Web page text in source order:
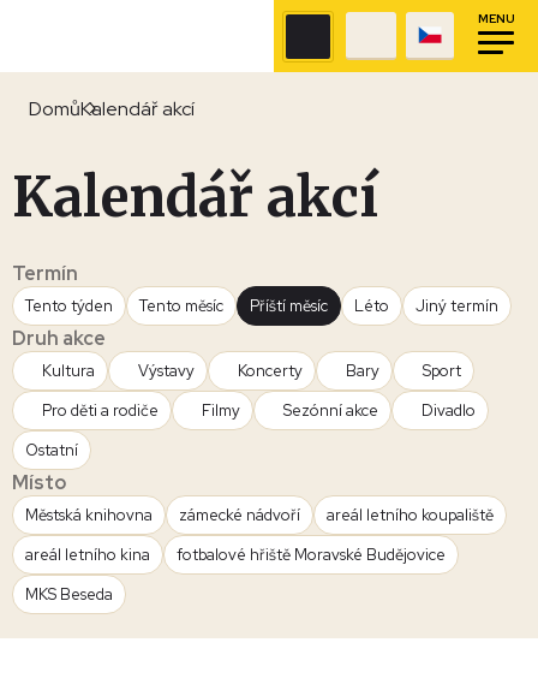
MENU
DomůKalendář akcí
Kalendář akcí
Termín
Tento týden Tento měsíc Příští měsíc Léto Jiný termín
Druh akce
Kultura Výstavy Koncerty Bary
Sport
Pro děti a rodiče
Filmy Sezónní akce
Divadlo
Ostatní
Místo
Městská knihovna zámecké nádvoří
areál letního koupaliště
areál letního kina
fotbalové hřiště Moravské Budějovice
MKS Beseda